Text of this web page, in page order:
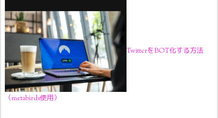
TwitterをBOT化する方法
（metabirds使用）